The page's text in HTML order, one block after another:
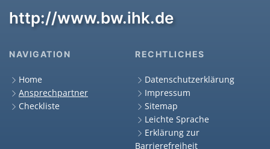
http://www.bw.ihk.de
NAVIGATION
Home
Ansprechpartner
Checkliste
RECHTLICHES
Datenschutzerklärung
Impressum
Sitemap
Leichte Sprache
Erklärung zur
Barrierefreiheit